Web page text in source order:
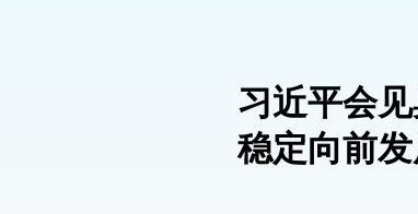
习近平会
稳定向前